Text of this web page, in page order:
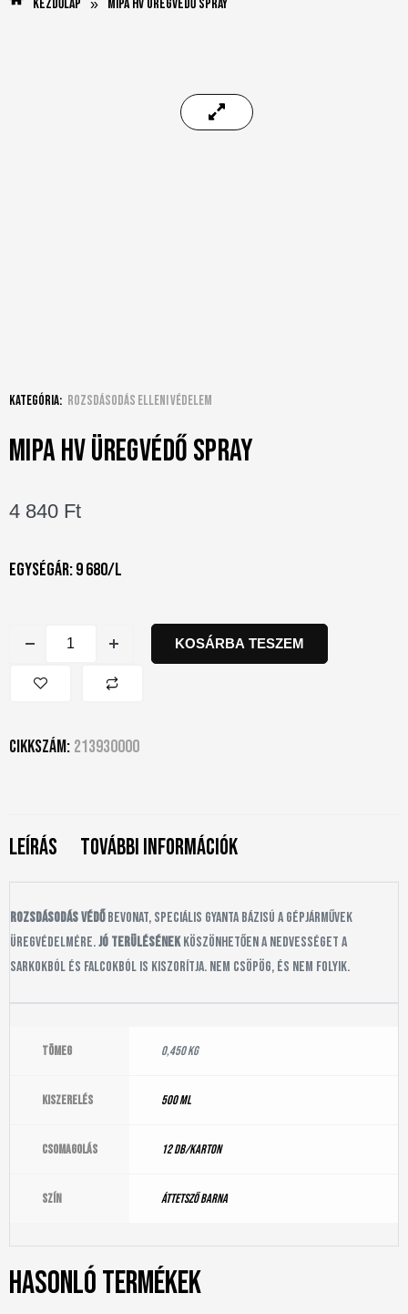
Kezdőlap » Mipa HV Üregvédő spray
Kategória: Rozsdásodás elleni védelem
MIPA HV ÜREGVÉDŐ SPRAY
4 840 Ft
Egységár: 9 680/l
KOSÁRBA TESZEM
Cikkszám: 213930000
Leírás További információk
Rozsdásodás védőbevonat, speciális gyanta bázisú a gépjárművek
üregvédelmére.Jó terülésénekköszönhetően a nedvességet a
sarkokból és falcokból is kiszorítja. Nem csöpög, és nem folyik.
Tömeg 0,450 kg
Kiszerelés 500 ml
Csomagolás 12 db/karton
Szín áttetsző barna
Hasonló termékek